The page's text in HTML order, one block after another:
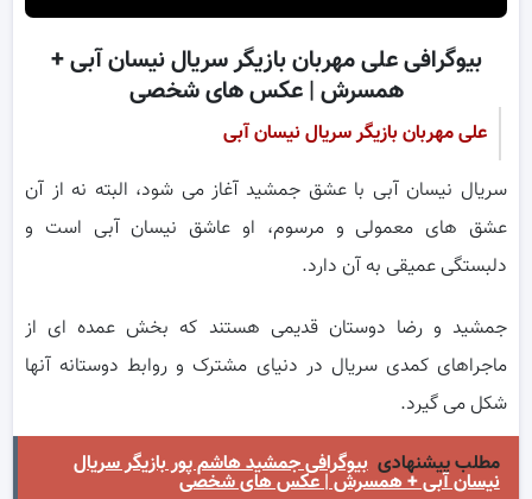
بیوگرافی علی مهربان بازیگر سریال نیسان آبی +
همسرش | عکس های شخصی
علی مهربان بازیگر سریال نیسان آبی
سریال نیسان آبی با عشق جمشید آغاز می شود، البته نه از آن
عشق های معمولی و مرسوم، او عاشق نیسان آبی است و
دلبستگی عمیقی به آن دارد.
جمشید و رضا دوستان قدیمی هستند که بخش عمده ای از
ماجراهای کمدی سریال در دنیای مشترک و روابط دوستانه آنها
شکل می گیرد.
مطلب پیشنهادی بیوگرافی جمشید هاشم پور بازیگر سریال
نیسان آبی + همسرش | عکس های شخصی